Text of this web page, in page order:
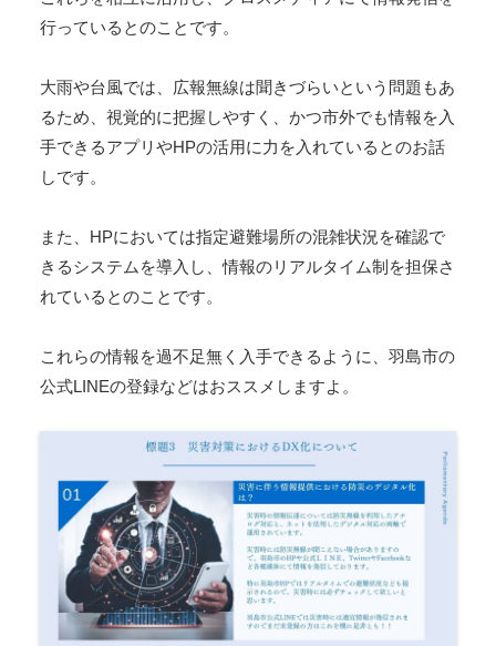
行っているとのことです。
大雨や台風では、広報無線は聞きづらいという問題もあ
るため、視覚的に把握しやすく、かつ市外でも情報を入
手できるアプリやHPの活用に力を入れているとのお話
しです。
また、HPにおいては指定避難場所の混雑状況を確認で
きるシステムを導入し、情報のリアルタイム制を担保さ
れているとのことです。
これらの情報を過不足無く入手できるように、羽島市の
公式LINEの登録などはおススメしますよ。